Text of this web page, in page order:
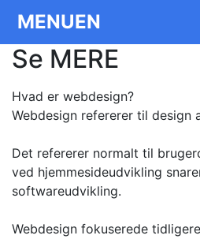
MENUEN
Se MERE
Hvad er webdesign?
Webdesign refererer til design
Det refererer normalt til
ved hjemmesideudvikling
softwareudvikling.
Webdesign fokuserede